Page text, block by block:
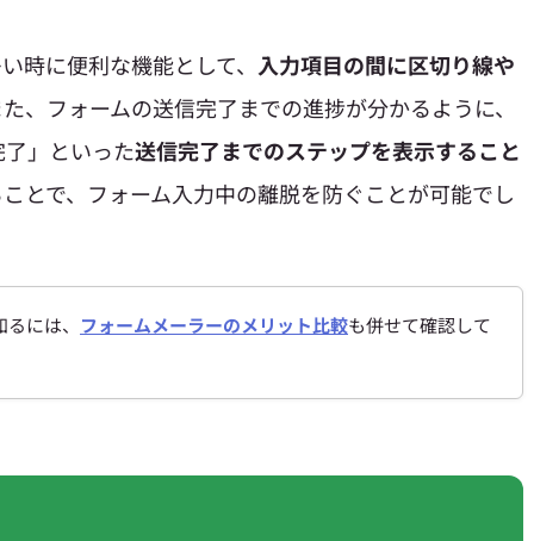
時に便利な機能として、 入力項目の間に区切り線や
、フォームの送信完了までの進捗が分かるように、
といった送信完了までのステップを表示すること
とで、フォーム入力中の離脱を防ぐことが可能でし
には、 フォームメーラーのメリット比較も併せて確認して